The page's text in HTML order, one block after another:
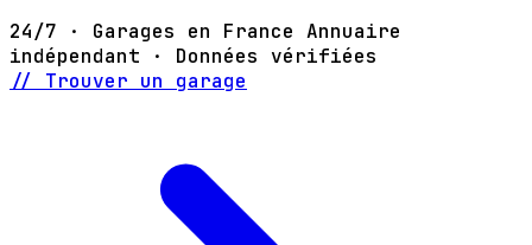
24/7 · Garages en France Annuaire
indépendant · Données vérifiées
// Trouver un garage